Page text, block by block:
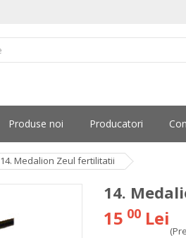
Produse noi Producatori
14. Medalion Zeul fertilitatii
14.
15 00 Lei